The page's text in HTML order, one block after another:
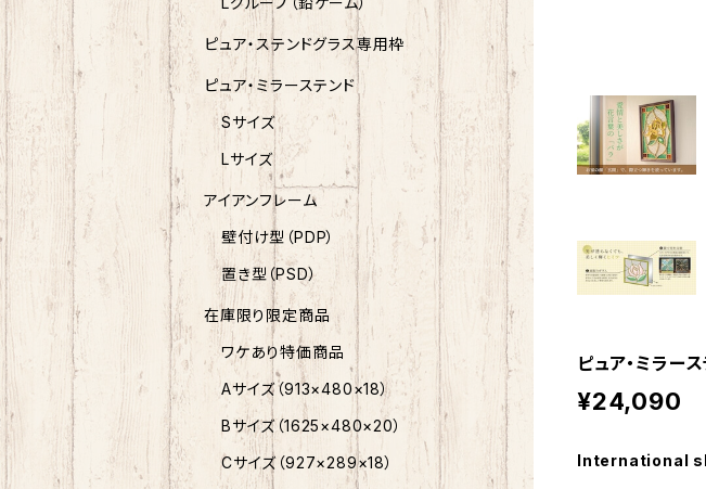
ピュア・ミラー
¥24,090
International
ピュア・ステンドグラス専用枠
ピュア・ミラーステンド
Sサイズ
Lサイズ
アイアンフレーム
壁付け型（PDP）
置き型（PSD）
在庫限り限定商品
ワケあり特価商品
Aサイズ（913×480×18）
Bサイズ（1625×480×20）
Cサイズ（927×289×18）